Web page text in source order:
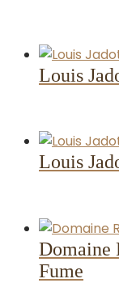
Louis
Louis
Domaine
Fume